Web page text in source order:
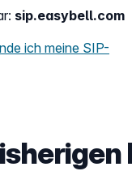
sip.easybell.com
ich meine SIP-